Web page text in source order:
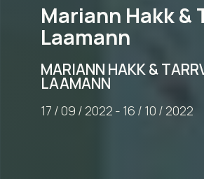
Mariann Hakk &
Laamann
MARIANN HAKK &
LAAMANN
17 /09 / 2022 - 16 / 10 / 2022